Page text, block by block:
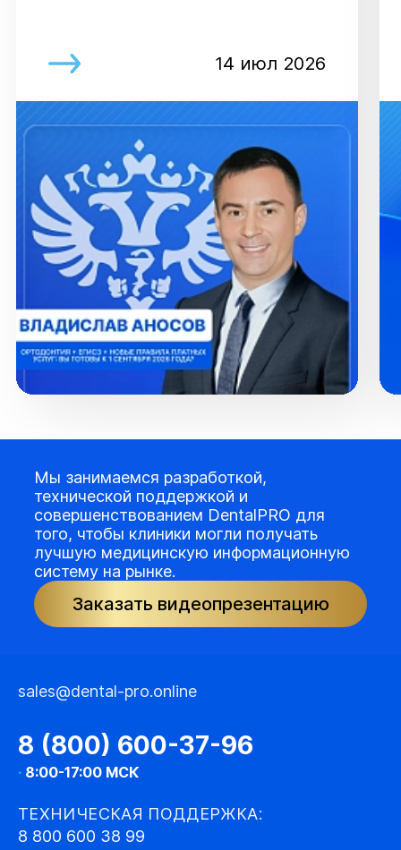
14 июл 2026
Мы занимаемся разработкой,
технической поддержкой и
совершенствованием DentalPRO для
того, чтобы клиники могли получать
лучшую медицинскую информационную
систему на рынке.
Заказать видеопрезентацию
sales@dental-pro.online
8 (800) 600-37-96
· 8:00-17:00 МСК
ТЕХНИЧЕСКАЯ ПОДДЕРЖКА:
8 800 600 38 99